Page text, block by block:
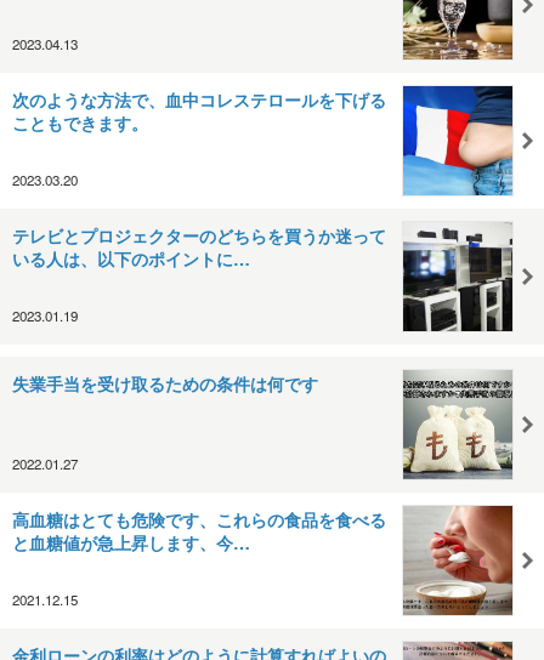
2023.04.13
次のような方法で、血中コレステロールを下げる
こともできます。
2023.03.20
テレビとプロジェクターのどちらを買うか迷って
いる人は、以下のポイントに…
2023.01.19
失業手当を受け取るための条件は何です
2022.01.27
高血糖はとても危険です、これらの食品を食べる
と血糖値が急上昇します、今…
2021.12.15
金利ローンの利率はどのように計算すればよいの